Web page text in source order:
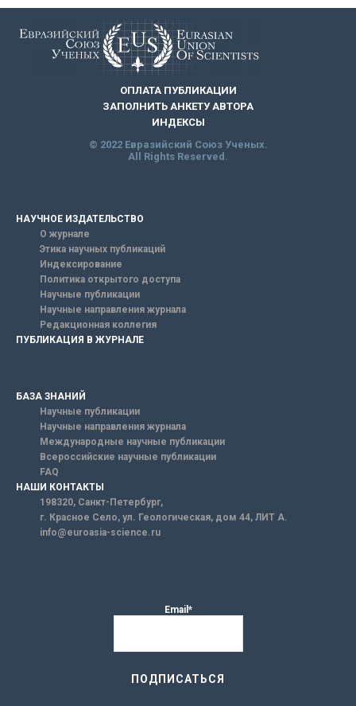
ОПЛАТА ПУБЛИКАЦИИ
ЗАПОЛНИТЬ АНКЕТУ АВТОРА
ИНДЕКСЫ
© 2022 Евразийский Союз Ученых.
All Rights Reserved.
НАУЧНОЕ ИЗДАТЕЛЬСТВО
О журнале
Этика научных публикаций
Индексирование
Политика открытого доступа
Научные публикации
Научные направления журнала
Редакционная коллегия
ПУБЛИКАЦИЯ В ЖУРНАЛЕ
БАЗА ЗНАНИЙ
Научные публикации
Научные направления журнала
Международные научные публикации
Всероссийские научные публикации
FAQ
НАШИ КОНТАКТЫ
198320, Санкт-Петербург,
г. Красное Село, ул. Геологическая, дом 44, ЛИТ А.
info@euroasia-science.ru
Email*